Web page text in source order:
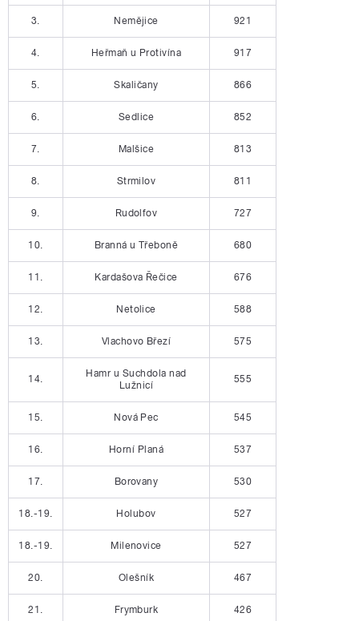
3. Nemějice 921
4. Heřmaň u Protivína 917
5. Skaličany 866
6. Sedlice 852
7. Malšice 813
8. Strmilov 811
9. Rudolfov 727
10. Branná u Třeboně 680
11. Kardašova Řečice 676
12. Netolice 588
13. Vlachovo Březí 575
14.
Hamr u Suchdola nad
Lužnicí
555
15. Nová Pec 545
16. Horní Planá 537
17. Borovany 530
18.-19. Holubov 527
18.-19. Milenovice 527
20. Olešník 467
21. Frymburk 426